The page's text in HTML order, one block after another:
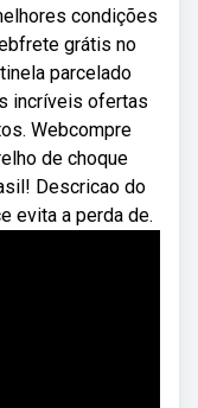
condições
grátis no
parcelado
incríveis ofertas
Webcompre
de choque
Descricao do
evita a perda de.